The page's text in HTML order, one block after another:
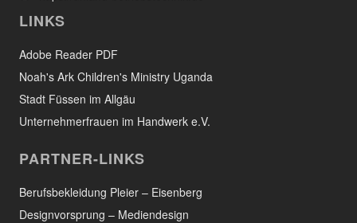
LINKS
Adobe Reader PDF
Noah's Ark Children's Ministry Uganda
Stadt Füssen im Allgäu
Unternehmerfrauen im Handwerk e.V.
PARTNER-LINKS
Berufsbekleidung Pleier – Eisenberg
Designvorsprung – Mediendesign